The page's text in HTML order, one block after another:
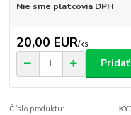
Nie sme platcovia DPH
20,00 EUR/ks
Číslo produktu: